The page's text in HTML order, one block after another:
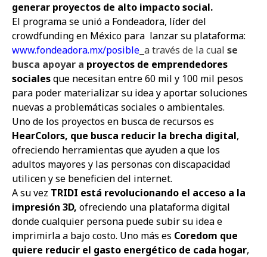
generar proyectos de alto impacto social.
El programa se unió a Fondeadora, líder del
crowdfunding en México para lanzar su plataforma:
www.fondeadora.mx/posible a través de la cual se
busca apoyar a proyectos de emprendedores
socialesque necesitan entre 60 mil y 100 mil pesos
para poder materializar su idea y aportar soluciones
nuevas a problemáticas sociales o ambientales.
Uno de los proyectos en busca de recursos es
HearColors, que busca reducir la brecha digital,
ofreciendo herramientas que ayuden a que los
adultos mayores y las personas con discapacidad
utilicen y se beneficien del internet.
A su vez TRIDI está revolucionando el acceso a la
impresión 3D, ofreciendo una plataforma digital
donde cualquier persona puede subir su idea e
imprimirla a bajo costo. Uno más es Coredom que
quiere reducir el gasto energético de cada hogar,